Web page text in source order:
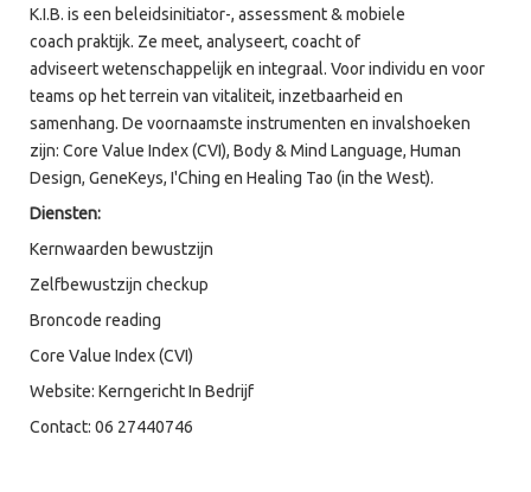
K.I.B. is een beleidsinitiator-, assessment & mobiele
coach praktijk. Ze meet, analyseert, coacht of
adviseert wetenschappelijk en integraal. Voor individu en voor
teams op het terrein van vitaliteit, inzetbaarheid en
samenhang. De voornaamste instrumenten en invalshoeken
zijn: Core Value Index (CVI), Body & Mind Language, Human
Design, GeneKeys, I'Ching en Healing Tao (in the West).
Diensten:
Kernwaarden bewustzijn
Zelfbewustzijn checkup
Broncode reading
Core Value Index (CVI)
Website: Kerngericht In Bedrijf
Contact: 06 27440746